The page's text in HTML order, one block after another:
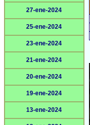
27-ene-2024
25-ene-2024
23-ene-2024
21-ene-2024
20-ene-2024
19-ene-2024
13-ene-2024